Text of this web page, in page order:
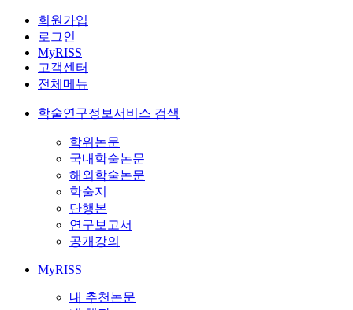
회원가입
로그인
MyRISS
고객센터
전체메뉴
학술연구정보서비스 검색
학위논문
국내학술논문
해외학술논문
학술지
단행본
연구보고서
공개강의
MyRISS
내 추천논문